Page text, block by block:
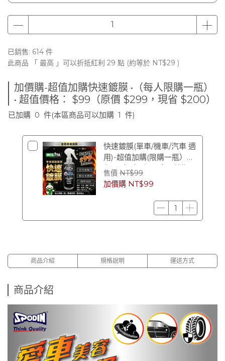
已銷售: 614 件
此商品 「 最高 」可以折抵紅利 29 點 (約等於 NT$29 )
加價購-超值加購快速鍍膜 •（每人限購一瓶）
• 超值價格： $99（原價 $299，現省 $200）
已加購 0 件(本區商品可以加購 1 件)
快速鍍膜(單車/機車/汽車 適
用)-超值加購(限購一瓶）
$99（原價 $299） (效期
2028/12)
售價 NT$99
加價購 NT$99
商品介紹 規格說明 運送方式
商品介紹